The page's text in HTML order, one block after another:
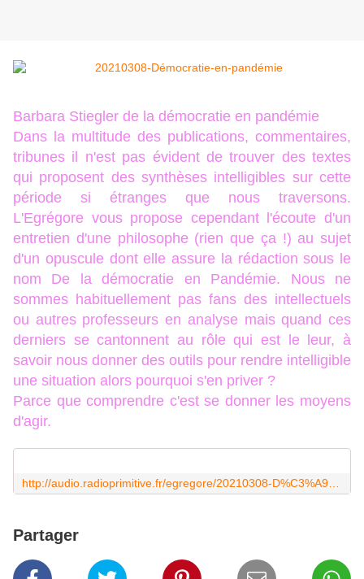
Barbara Stiegler de la démocratie en pandémie
Dans la multitude des publications, commentaires,
tribunes il n'est pas évident de trouver des textes
qui proposent des synthèses intelligibles sur cette
période si étranges que nous traversons.
L'Egrégore vous propose cependant l'écoute d'un
entretien d'une philosophe (rien que ça !) au sujet
d'un opuscule dont elle assure la rédaction sous le
nom De la démocratie en Pandémie. Nous ne
sommes habituellement pas fans des intellectuels
ou autres professeurs en analyse mais quand ces
derniers se cantonnent au rôle qui est le leur, à
savoir nous donner des outils pour rendre intelligible
une situation alors pourquoi s'en priver ?
Parce que comprendre c'est se donner les moyens
d'agir.
Partager